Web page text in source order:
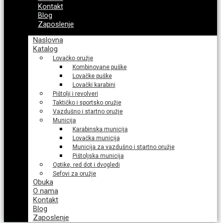
Kontakt
Blog
Zaposlenje
Naslovna
Katalog
Lovačko oružje
Kombinovane puške
Lovačke puške
Lovački karabini
Pištolji i revolveri
Taktičko i sportsko oružje
Vazdušno i startno oružje
Municija
Karabinska municija
Lovačka municija
Municija za vazdušno i startno oružje
Pištoljska municija
Optike, red dot i dvogledi
Sefovi za oružje
Obuka
O nama
Kontakt
Blog
Zaposlenje